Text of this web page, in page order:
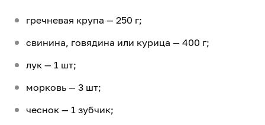
гречневая крупа — 250 г;
свинина, говядина или курица — 400 г;
лук — 1 шт;
морковь — 3 шт;
чеснок — 1 зубчик;